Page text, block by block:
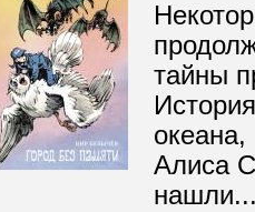
тайны
Алиса